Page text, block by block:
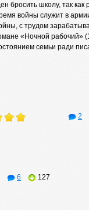
бросить школу, так
войны служит в
с трудом
«Ночной
семьи ради
к второму
внимание Эрве Базен
терпение»
зимы».
2
6 127